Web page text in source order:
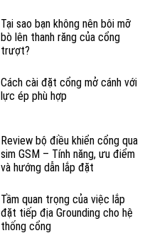
Tại sao bạn không nên bôi mỡ
bò lên thanh răng của cổng
trượt?
Cách cài đặt cổng mở cánh với
lực ép phù hợp
Review bộ điều khiển cổng qua
sim GSM – Tính năng, ưu điểm
và hướng dẫn lắp đặt
Tầm quan trọng của việc lắp
đặt tiếp địa Grounding cho hệ
thống cổng